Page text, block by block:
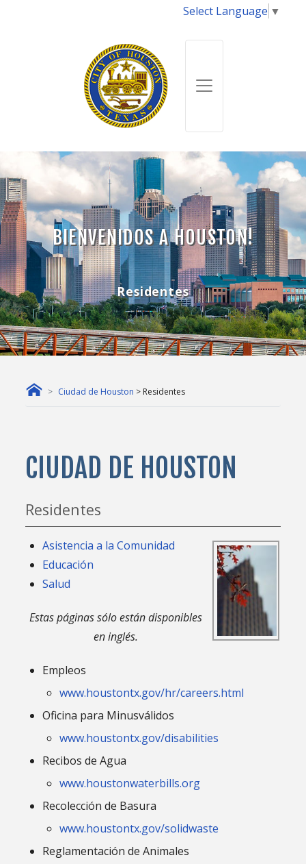
Select Language ▼
BIENVENIDOS A HOUSTON!
Residentes
Ciudad de Houston > Residentes
CIUDAD DE HOUSTON
Residentes
Asistencia a la Comunidad
Educación
Salud
Estas páginas sólo están disponibles
en inglés.
Empleos
www.houstontx.gov/hr/careers.html
Oficina para Minusválidos
www.houstontx.gov/disabilities
Recibos de Agua
www.houstonwaterbills.org
Recolección de Basura
www.houstontx.gov/solidwaste
Reglamentación de Animales